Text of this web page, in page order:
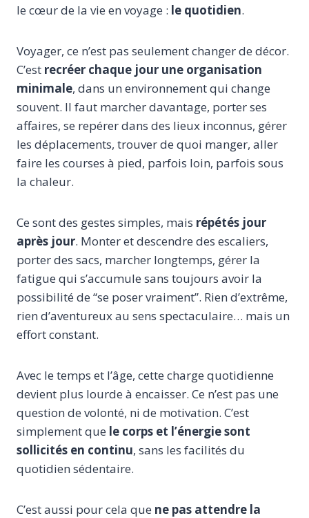
le cœur de la vie en voyage : le quotidien.
Voyager, ce n’est pas seulement changer de décor.
C’est recréer chaque jour une organisation
minimale, dans un environnement qui change
souvent. Il faut marcher davantage, porter ses
affaires, se repérer dans des lieux inconnus, gérer
les déplacements, trouver de quoi manger, aller
faire les courses à pied, parfois loin, parfois sous
la chaleur.
Ce sont des gestes simples, mais répétés jour
après jour. Monter et descendre des escaliers,
porter des sacs, marcher longtemps, gérer la
fatigue qui s’accumule sans toujours avoir la
possibilité de “se poser vraiment”. Rien d’extrême,
rien d’aventureux au sens spectaculaire… mais un
effort constant.
Avec le temps et l’âge, cette charge quotidienne
devient plus lourde à encaisser. Ce n’est pas une
question de volonté, ni de motivation. C’est
simplement que le corps et l’énergie sont
sollicités en continu, sans les facilités du
quotidien sédentaire.
C’est aussi pour cela que ne pas attendre la